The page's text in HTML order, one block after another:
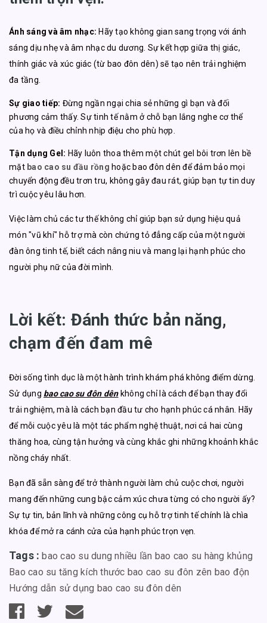
Ánh sáng và âm nhạc: Hãy tạo không gian sang trọng với ánh
sáng dịu nhẹ và âm nhạc du dương. Sự kết hợp giữa thị giác,
thính giác và xúc giác (từ bao đôn dên) sẽ tạo nên trải nghiệm
đa tầng.
Sự giao tiếp: Đừng ngần ngại chia sẻ những gì bạn và đối
phương cảm thấy. Sự tinh tế nằm ở chỗ bạn lắng nghe cơ thể
của họ và điều chỉnh nhịp điệu cho phù hợp.
Tận dụng Gel: Hãy luôn thoa thêm một chút gel bôi trơn lên bề
mặt bao cao su đầu rồng hoặc bao đôn dên để đảm bảo mọi
chuyển động đều trơn tru, không gây đau rát, giúp bạn tự tin duy
trì cuộc yêu lâu hơn.
Việc làm chủ các tư thế không chỉ giúp bạn sử dụng hiệu quả
món "vũ khí" hỗ trợ mà còn chứng tỏ đẳng cấp của một người
đàn ông tinh tế, biết cách nâng niu và mang lại hạnh phúc cho
người phụ nữ của đời mình.
Lời kết: Đánh thức bản năng,
chạm đến đam mê
Đời sống tình dục là một hành trình khám phá không điểm dừng.
Sử dụng bao cao su đôn dênkhông chỉ là cách để bạn thay đổi
trải nghiệm, mà là cách bạn đầu tư cho hạnh phúc cá nhân. Hãy
để mỗi cuộc yêu là một tác phẩm nghệ thuật, nơi cả hai cùng
thăng hoa, cùng tận hưởng và cùng khắc ghi những khoảnh khắc
nồng cháy nhất.
Bạn đã sẵn sàng để trở thành người làm chủ cuộc chơi, người
mang đến những cung bậc cảm xúc chưa từng có cho người ấy?
Sự tự tin, bản lĩnh và những công cụ hỗ trợ tinh tế chính là chìa
khóa để mở ra cánh cửa của hạnh phúc trọn vẹn.
Tags :bao cao su dung nhiều lần bao cao su hàng khủng
Bao cao su tăng kích thước bao cao su đôn zên bao độn
Hướng dẫn sử dụng bao cao su đôn dên